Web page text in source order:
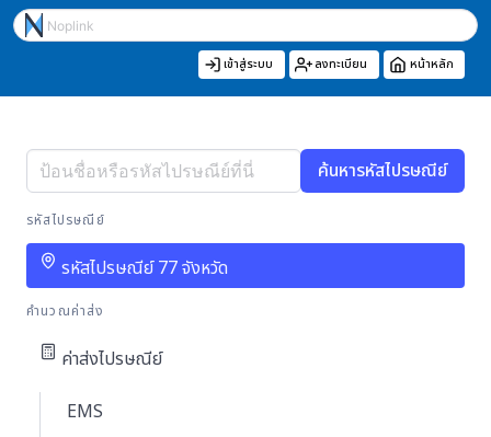
เข้าสู่ระบบ ลงทะเบียน หน้าหลัก
ค้นหารหัสไปรษณีย์
รหัสไปรษณีย์
รหัสไปรษณีย์ 77 จังหวัด
คำนวณค่าส่ง
ค่าส่งไปรษณีย์
EMS